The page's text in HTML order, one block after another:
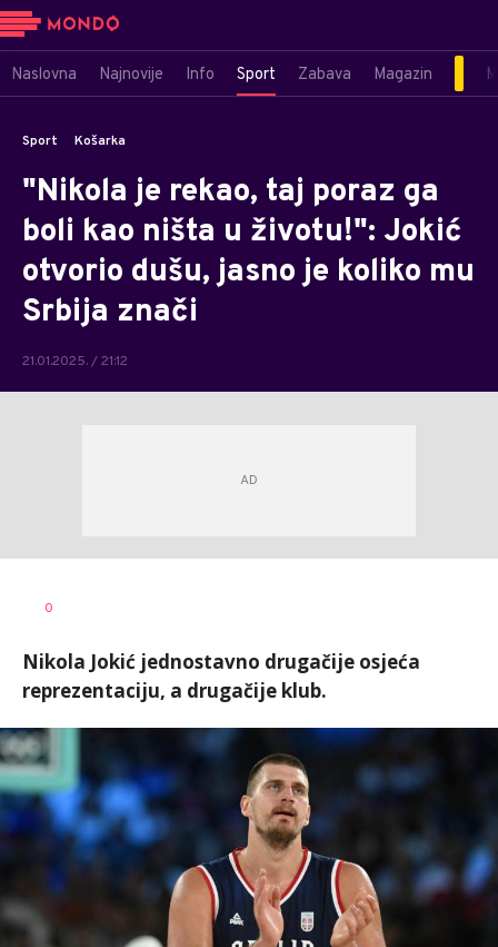
Naslovna Najnovije Info Sport Zabava Magazin
Sport Košarka
"Nikola je rekao, taj poraz ga
boli kao ništa u životu!": Jokić
otvorio dušu, jasno je koliko mu
Srbija znači
21.01.2025. / 21:12
AUTOR
0
Nikola Jokić jednostavno drugačije osjeća
reprezentaciju, a drugačije klub.